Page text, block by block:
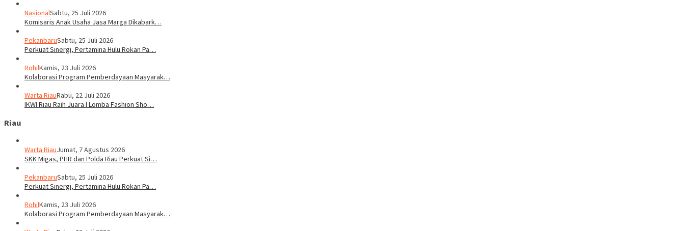
NasionalSabtu, 25 Juli 2026
Komisaris Anak Usaha Jasa Marga Dikabark…
PekanbaruSabtu, 25 Juli 2026
Perkuat Sinergi, Pertamina Hulu Rokan Pa…
RohilKamis, 23 Juli 2026
Kolaborasi Program Pemberdayaan Masyarak…
Warta RiauRabu, 22 Juli 2026
IKWI Riau Raih Juara I Lomba Fashion Sho…
Riau
Warta RiauJumat, 7 Agustus 2026
SKK Migas, PHR dan Polda Riau Perkuat Si…
PekanbaruSabtu, 25 Juli 2026
Perkuat Sinergi, Pertamina Hulu Rokan Pa…
RohilKamis, 23 Juli 2026
Kolaborasi Program Pemberdayaan Masyarak…